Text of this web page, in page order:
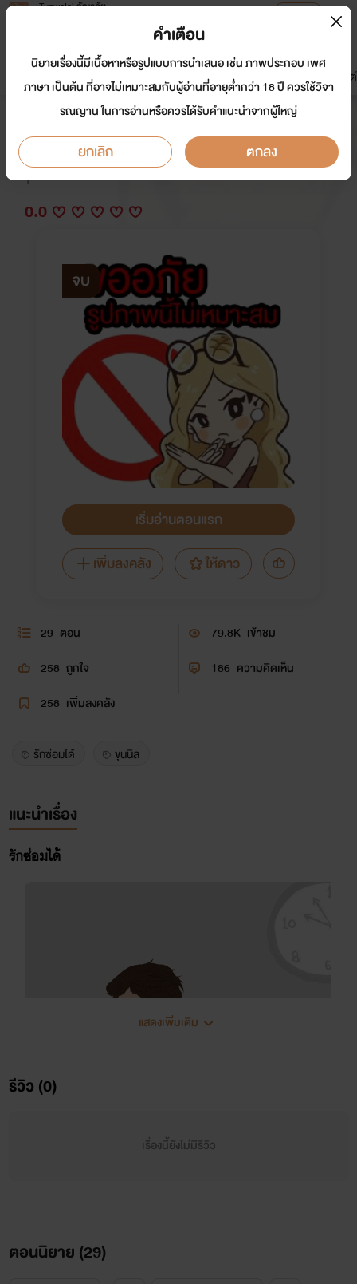
Tunwalai ธัญวลัย
หน้าแรก นิยาย อีบุ๊ก การ์ตูน
มาใหม่
ดรีมแชท ธัญลิสต์
รักซ่อมได้
นักเขียน: อีหนูจ๋า
Y
0.0
จบ
เริ่มอ่านตอนแรก
เพิ่มลงคลัง
ให้ดาว
29 ตอน 79.8K เข้าชม
258 ถูกใจ 186 ความคิดเห็น
258 เพิ่มลงคลัง
รักซ่อมได้ ขุนนิล
แนะนำเรื่อง
รักซ่อมได้
แสดงเพิ่มเติม
รีวิว (0)
เรื่องนี้ยังไม่มีรีวิว
ตอนนิยาย (29)
คำเตือน
นิยายเรื่องนี้มีเนื้อหาหรือรูปแบบการนำเสนอ เช่น ภาพประกอบ เพศ
ภาษา เป็นต้น ที่อาจไม่เหมาะสมกับผู้อ่านที่อายุต่ำกว่า 18 ปี ควรใช้วิจา
รณญาน ในการอ่านหรือควรได้รับคำแนะนำจากผู้ใหญ่
ยกเลิก ตกลง